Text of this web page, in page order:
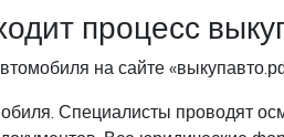
процесс
на сайте
Специалисты проводят